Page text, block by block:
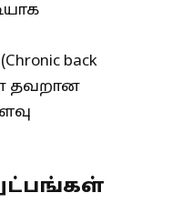
back
தவறான